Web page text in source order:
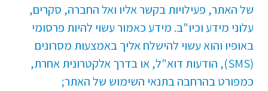
של האתר, פעילויות בקשר אליו ואל החברה, סקרים,
עלוני מידע וכיו"ב. מידע כאמור עשוי להיות פרסומי
באופיו והוא עשוי להישלח אליך באמצעות מסרונים
(SMS), הודעות דוא"ל, או בדרך אלקטרונית אחרת,
כמפורט בהרחבה בתנאי השימוש של האתר;